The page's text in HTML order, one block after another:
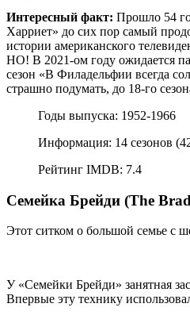
Интересный факт: Прошло 54
Харриет» до сих пор самый
истории американского
НО! В 2021-ом году ожидается
сезон «В Филадельфии всегда
страшно подумать, до 18-го
Годы выпуска: 1952-1966
Информация: 14 сезонов
Рейтинг IMDB: 7.4
Семейка Брейди (The
Этот ситком о большой семье с
У «Семейки Брейди» занятная
Впервые эту технику